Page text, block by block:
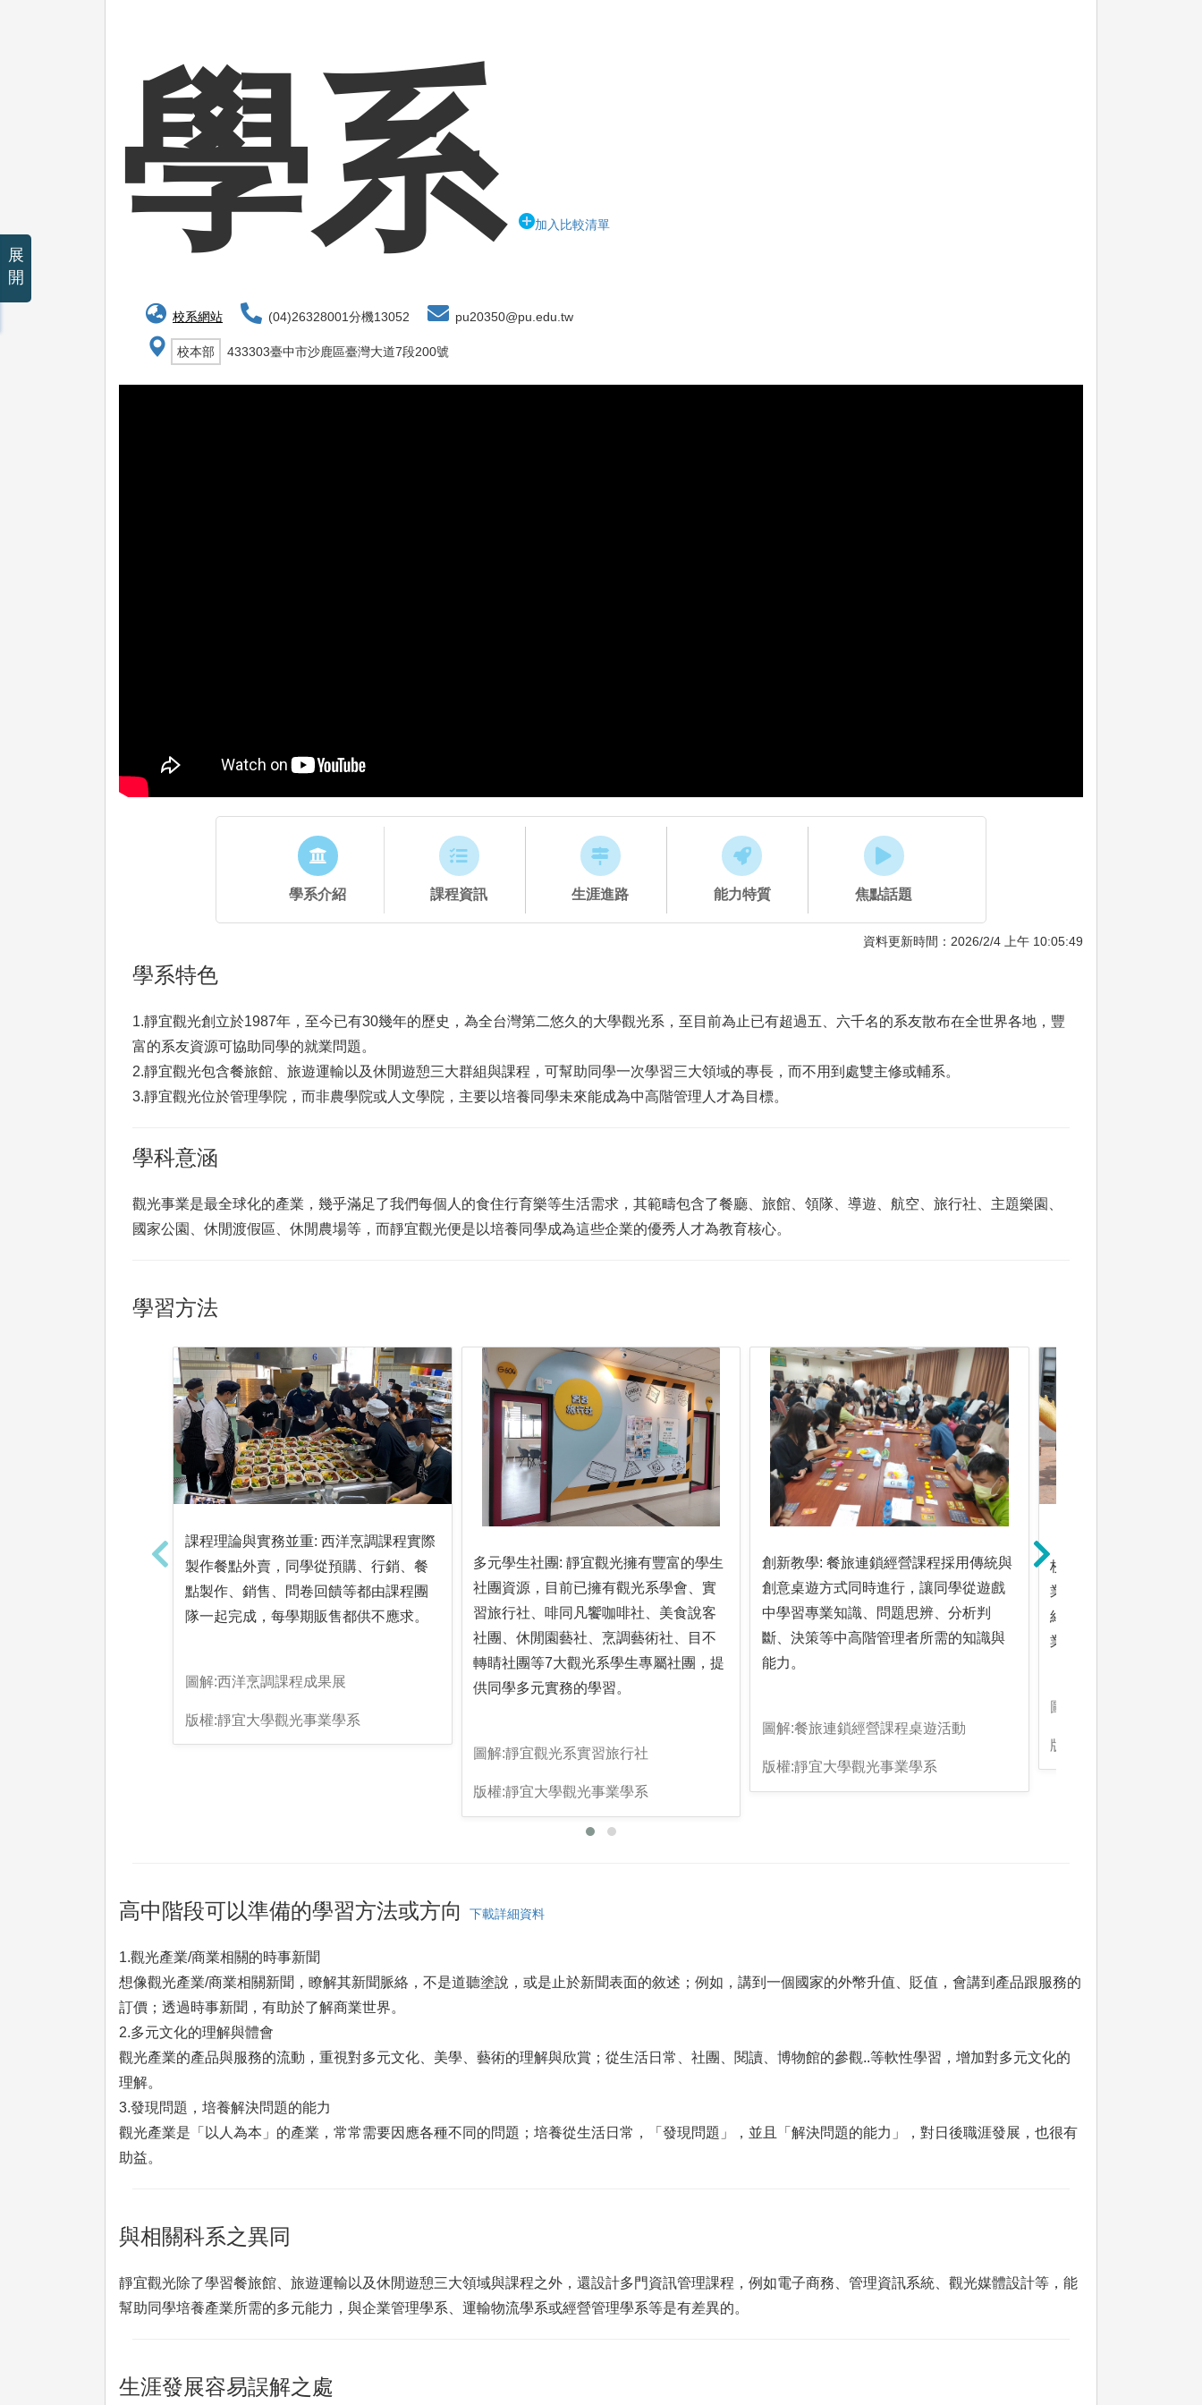
學系 加入比較清單
校系網站 (04)26328001分機13052 pu20350@pu.edu.tw
校本部 433303臺中市沙鹿區臺灣大道7段200號
學系介紹 課程資訊 生涯進路 能力特質 焦點話題
資料更新時間：2026/2/4 上午 10:05:49
學系特色
1.靜宜觀光創立於1987年，至今已有30幾年的歷史，為全台灣第二悠久的大學觀光系，至目前為止已有超過五、六千名的系友散布在全世界各地，豐
富的系友資源可協助同學的就業問題。
2.靜宜觀光包含餐旅館、旅遊運輸以及休閒遊憩三大群組與課程，可幫助同學一次學習三大領域的專長，而不用到處雙主修或輔系。
3.靜宜觀光位於管理學院，而非農學院或人文學院，主要以培養同學未來能成為中高階管理人才為目標。
學科意涵
觀光事業是最全球化的產業，幾乎滿足了我們每個人的食住行育樂等生活需求，其範疇包含了餐廳、旅館、領隊、導遊、航空、旅行社、主題樂園、
國家公園、休閒渡假區、休閒農場等，而靜宜觀光便是以培養同學成為這些企業的優秀人才為教育核心。
學習方法
課程理論與實務並重: 西洋烹調課程實際
製作餐點外賣，同學從預購、行銷、餐
點製作、銷售、問卷回饋等都由課程團
隊一起完成，每學期販售都供不應求。
圖解:西洋烹調課程成果展
版權:靜宜大學觀光事業學系
多元學生社團: 靜宜觀光擁有豐富的學生
社團資源，目前已擁有觀光系學會、實
習旅行社、啡同凡饗咖啡社、美食說客
社團、休閒園藝社、烹調藝術社、目不
轉睛社團等7大觀光系學生專屬社團，提
供同學多元實務的學習。
圖解:靜宜觀光系實習旅行社
版權:靜宜大學觀光事業學系
創新教學: 餐旅連鎖經營課程採用傳統與
創意桌遊方式同時進行，讓同學從遊戲
中學習專業知識、問題思辨、分析判
斷、決策等中高階管理者所需的知識與
能力。
圖解:餐旅連鎖經營課程桌遊活動
版權:靜宜大學觀光事業學系
校外教學: 藉由校外教
業界的實際狀況與營銷
結合學科上的理論與產
業素養。
圖解:品皇咖啡觀光工廠
版權:靜宜大學觀光事業
高中階段可以準備的學習方法或方向 下載詳細資料
1.觀光產業/商業相關的時事新聞
想像觀光產業/商業相關新聞，瞭解其新聞脈絡，不是道聽塗說，或是止於新聞表面的敘述；例如，講到一個國家的外幣升值、貶值，會講到產品跟服務的
訂價；透過時事新聞，有助於了解商業世界。
2.多元文化的理解與體會
觀光產業的產品與服務的流動，重視對多元文化、美學、藝術的理解與欣賞；從生活日常、社團、閱讀、博物館的參觀..等軟性學習，增加對多元文化的
理解。
3.發現問題，培養解決問題的能力
觀光產業是「以人為本」的產業，常常需要因應各種不同的問題；培養從生活日常，「發現問題」，並且「解決問題的能力」，對日後職涯發展，也很有
助益。
與相關科系之異同
靜宜觀光除了學習餐旅館、旅遊運輸以及休閒遊憩三大領域與課程之外，還設計多門資訊管理課程，例如電子商務、管理資訊系統、觀光媒體設計等，能
幫助同學培養產業所需的多元能力，與企業管理學系、運輸物流學系或經營管理學系等是有差異的。
生涯發展容易誤解之處
展
開